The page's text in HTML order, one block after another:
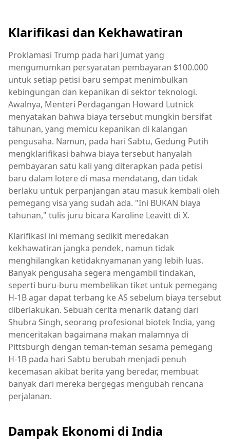
Klarifikasi dan Kekhawatiran
Proklamasi Trump pada hari Jumat yang
mengumumkan persyaratan pembayaran $100.000
untuk setiap petisi baru sempat menimbulkan
kebingungan dan kepanikan di sektor teknologi.
Awalnya, Menteri Perdagangan Howard Lutnick
menyatakan bahwa biaya tersebut mungkin bersifat
tahunan, yang memicu kepanikan di kalangan
pengusaha. Namun, pada hari Sabtu, Gedung Putih
mengklarifikasi bahwa biaya tersebut hanyalah
pembayaran satu kali yang diterapkan pada petisi
baru dalam lotere di masa mendatang, dan tidak
berlaku untuk perpanjangan atau masuk kembali oleh
pemegang visa yang sudah ada. "Ini BUKAN biaya
tahunan," tulis juru bicara Karoline Leavitt di X.
Klarifikasi ini memang sedikit meredakan
kekhawatiran jangka pendek, namun tidak
menghilangkan ketidaknyamanan yang lebih luas.
Banyak pengusaha segera mengambil tindakan,
seperti buru-buru membelikan tiket untuk pemegang
H-1B agar dapat terbang ke AS sebelum biaya tersebut
diberlakukan. Sebuah cerita menarik datang dari
Shubra Singh, seorang profesional biotek India, yang
menceritakan bagaimana makan malamnya di
Pittsburgh dengan teman-teman sesama pemegang
H-1B pada hari Sabtu berubah menjadi penuh
kecemasan akibat berita yang beredar, membuat
banyak dari mereka bergegas mengubah rencana
perjalanan.
Dampak Ekonomi di India